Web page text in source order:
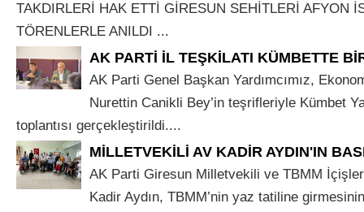
TAKDIRLERİ HAK ETTİ GİRESUN SEHİTLERİ AFYON
TÖRENLERLE ANILDI ...
AK PARTİ İL TEŞKİLATI KÜMBETTE
AK Parti Genel Başkan Yardımcımız,
Nurettin Canikli Bey’in teşrifleriyle Kümbet
toplantısı gerçekleştirildi....
MİLLETVEKİLİ AV KADİR AYDIN'IN
AK Parti Giresun Milletvekili ve TBMM
Kadir Aydın, TBMM’nin yaz tatiline